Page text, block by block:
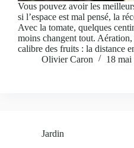
Vous pouvez avoir les
si l’espace est mal pensé, la
Avec la tomate, quelques
moins changent tout.
calibre des fruits : la distance
Olivier Caron
18 mai
Jardin